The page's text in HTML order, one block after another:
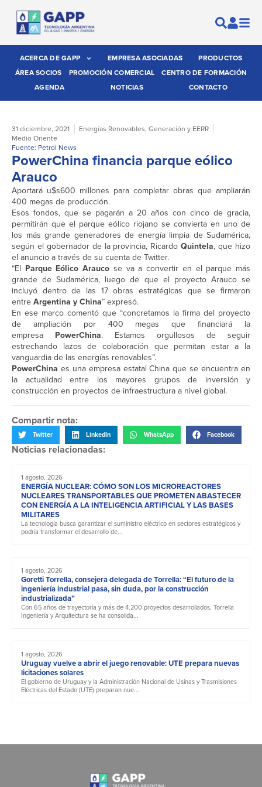
ACERCA DE GAPP EMPRESA ASOCIADAS
PRODUCTOS
ÁREA SOCIOS
PROMOCIÓN COMERCIAL
CENTRO DE FORMACIÓN
AGENDA
NOTICIAS CONTACTO
31 diciembre, 2021 Energías Renovables, Generación y EERR
Medio Oriente
Fuente: Petrol News
PowerChina financia parque eólico
Arauco
Aportará u$s600 millones para completar obras que ampliarán
400 megas de producción.
Esos fondos, que se pagarán a 20 años con cinco de gracia,
permitirán que el parque eólico riojano se convierta en uno de
los más grande generadores de energía limpia de Sudamérica,
según el gobernador de la provincia, RicardoQuintela, que hizo
el anuncio a través de su cuenta de Twitter.
“El Parque Eólico Arauco se va a convertir en el parque más
grande de Sudamérica, luego de que el proyecto Arauco se
incluyó dentro de las 17 obras estratégicas que se firmaron
entreArgentina y China” expresó.
En ese marco comentó que “concretamos la firma del proyecto
de ampliación por 400 megas que financiará la
empresa PowerChina. Estamos orgullosos de seguir
estrechando lazos de colaboración que permitan estar a la
vanguardia de las energías renovables”.
PowerChina es una empresa estatal China que se encuentra en
la actualidad entre los mayores grupos de inversión y
construcción en proyectos de infraestructura a nivel global.
Compartir nota:
Twitter LinkedIn WhatsApp Facebook
Noticias relacionadas:
1 agosto, 2026
ENERGÍA NUCLEAR: CÓMO SON LOS MICROREACTORES
NUCLEARES TRANSPORTABLES QUE PROMETEN ABASTECER
CON ENERGÍA A LA INTELIGENCIA ARTIFICIAL Y LAS BASES
MILITARES
La tecnología busca garantizar el suministro eléctrico en sectores estratégicos y
podría transformar el desarrollo de...
1 agosto, 2026
Goretti Torrella, consejera delegada de Torrella: “El futuro de la
ingeniería industrial pasa, sin duda, por la construcción
industrializada”
Con 65 años de trayectoria y más de 4.200 proyectos desarrollados, Torrella
Ingeniería y Arquitectura se ha consolida...
1 agosto, 2026
Uruguay vuelve a abrir el juego renovable: UTE prepara nuevas
licitaciones solares
El gobierno de Uruguay y la Administración Nacional de Usinas y Trasmisiones
Eléctricas del Estado (UTE) preparan nue...